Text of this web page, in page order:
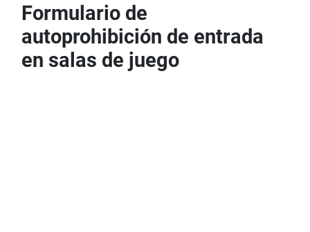
Formulario de
autoprohibición de entrada
en salas de juego